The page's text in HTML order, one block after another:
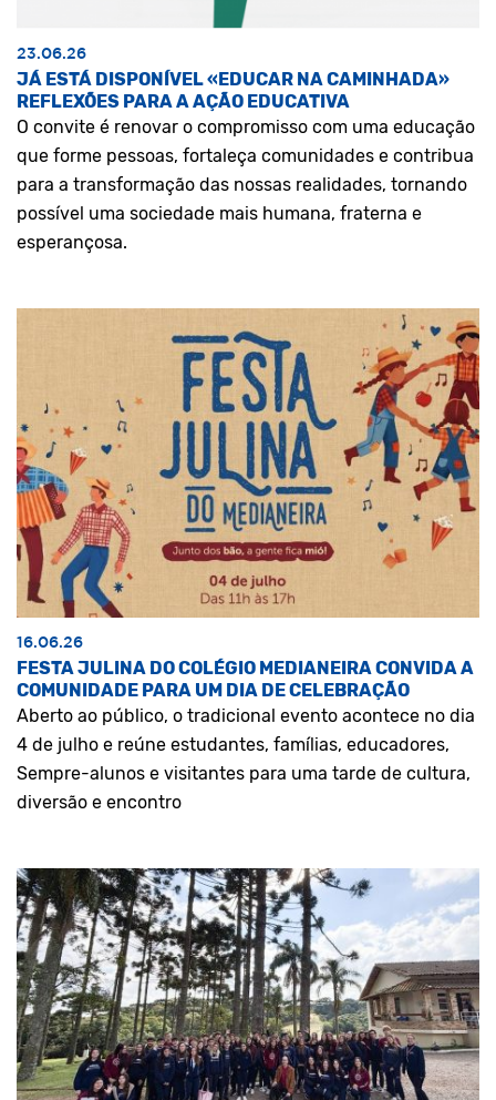
23.06.26
JÁ ESTÁ DISPONÍVEL «EDUCAR NA CAMINHADA»
REFLEXÕES PARA A AÇÃO EDUCATIVA
O convite é renovar o compromisso com uma educação
que forme pessoas, fortaleça comunidades e contribua
para a transformação das nossas realidades, tornando
possível uma sociedade mais humana, fraterna e
esperançosa.
16.06.26
FESTA JULINA DO COLÉGIO MEDIANEIRA CONVIDA A
COMUNIDADE PARA UM DIA DE CELEBRAÇÃO
Aberto ao público, o tradicional evento acontece no dia
4 de julho e reúne estudantes, famílias, educadores,
Sempre-alunos e visitantes para uma tarde de cultura,
diversão e encontro